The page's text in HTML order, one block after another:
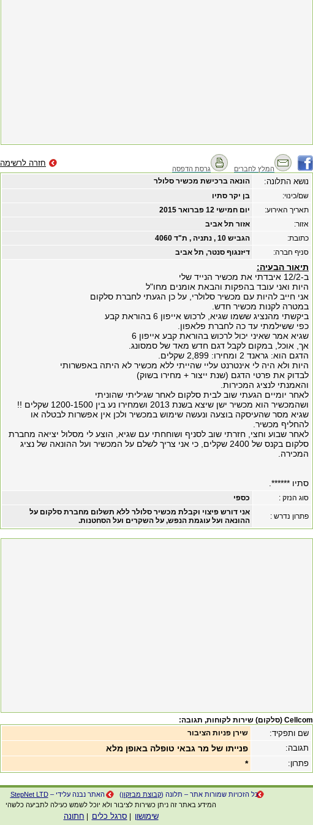
חזרה לרשימה
גרסת הדפסה המלץ לחברים
הונאה ברכישת מכשיר סלולר נושא התלונה:
בן יקר סתיו
שם/כינוי:
‏יום חמישי ‏12 ‏פברואר ‏2015
תאריך האירוע:
אזור תל אביב
אזור:
הגביש 10 , נתניה , ת"ד 4060
כתובת:
דיזנגוף סנטר, תל אביב
סניף חברה:
תיאור הבעיה:
ב-12/2 איבדתי את מכשיר הנייד שלי
היות ואני עובד בהפקות והבאת אומנים מחו"ל
אני חייב להיות עם מכשיר סלולרי, על כן הגעתי לחברת סלקום
במטרה לקנות מכשיר חדש.
ביקשתי מהנציג ששמו שגיא, לרכוש אייפון 6 בהוראת קבע
כפי ששילמתי עד כה לחברת פלאפון.
שגיא אמר שאיני יכול לרכוש בהוראת קבע אייפון 6
אך, אוכל, במקום לקבל דגם חדש מאד של סמסונג.
הדגם הוא: גראנד 2 ומחירו: 2,899 שקלים.
היות ולא היה לי אינטרנט עליי שהייתי ללא מכשיר לא היתה באפשרותי
לבדוק את פרטי הדגם (שנת ייצור + מחירו בשוק)
והאמנתי לנציג המכירות.
לאחר יומיים הגעתי שוב לבית סלקום לאחר שגיליתי שהוניתי
ושהמכשיר הוא מכשיר ישן שיצא בשנת 2013 ושמחירו נע בין 1200-1500 שקלים !!
שגיא מסר שהעיסקה בוצעה ונעשה שימוש במכשיר ולכן אין אפשרות לבטלה או
להחליף מכשיר.
לאחר שבוע וחצי, חזרתי שוב לסניף ושוחחתי עם שגיא, הוצע לי מסלול יציאה מחברת
סלקום בקנס של 2400 שקלים, כי אני צריך לשלם על המכשיר ועל ההונאה של נציג
המכירה.
סתיו ******.
כספי
סוג הנזק :
אני דורש פיצוי וקבלת מכשיר סלולר ללא תשלום מחברת סלקום על
ההונאה ועל עוגמת הנפש, על השקרים ועל הסחטנות.
פתרון נדרש :
Cellcom (סלקום) שירות לקוחות
, תגובה:
שירן פניות הציבור
שם ותפקיד:
פנייתו של מר גבאי טופלה באופן מלא תגובה:
* פתרון:
כל הזכויות שמורות אתר – תלונה (קבוצת מבזקון) האתר נבנה עלידי –StepNet LTD
המידע באתר זה ניתן כשירות לציבור ולא יוכל לשמש כעילה לתביעה כלשהי
שימושון סרגל כלים חתונה